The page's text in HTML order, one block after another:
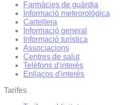
Farmàcies de guàrdia
Informació meteorològica
Cartellera
Informació general
Informació turística
Associacions
Centres de salut
Telèfons d'interès
Enllaços d'interés
Tarifes